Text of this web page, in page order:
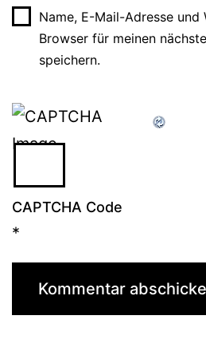
Name, E-Mail-Adresse und
Browser für meinen
speichern.
CAPTCHA Code
*